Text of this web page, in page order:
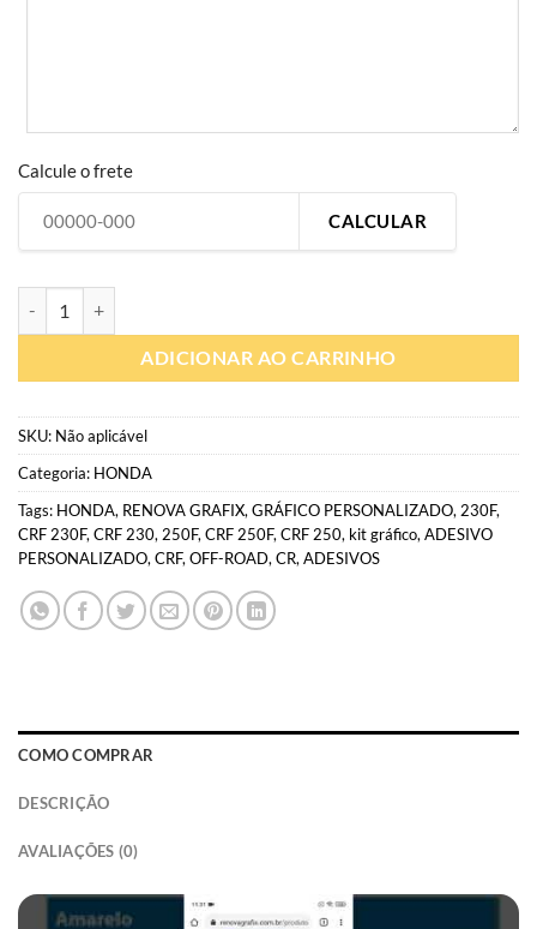
Calcule o frete
CALCULAR
ADICIONAR AO CARRINHO
SKU: Não aplicável
Categoria: HONDA
Tags: HONDA, RENOVA GRAFIX, GRÁFICO PERSONALIZADO, 230F,
CRF 230F, CRF 230, 250F, CRF 250F, CRF 250, kit gráfico, ADESIVO
PERSONALIZADO, CRF, OFF-ROAD, CR, ADESIVOS
COMO COMPRAR
DESCRIÇÃO
AVALIAÇÕES (0)